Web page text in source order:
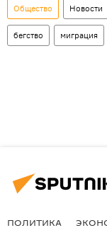
Общество Новости
бегство миграция
ПОЛИТИКА